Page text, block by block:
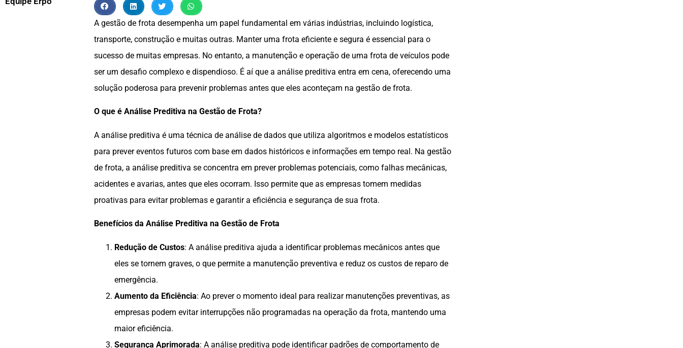
A gestão de frota desempenha um papel fundamental em várias indústrias, incluindo logística,
transporte, construção e muitas outras. Manter uma frota eficiente e segura é essencial para o
sucesso de muitas empresas. No entanto, a manutenção e operação de uma frota de veículos pode
ser um desafio complexo e dispendioso. É aí que a análise preditiva entra em cena, oferecendo uma
solução poderosa para prevenir problemas antes que eles aconteçam na gestão de frota.
O que é Análise Preditiva na Gestão de Frota?
A análise preditiva é uma técnica de análise de dados que utiliza algoritmos e modelos estatísticos
para prever eventos futuros com base em dados históricos e informações em tempo real. Na gestão
de frota, a análise preditiva se concentra em prever problemas potenciais, como falhas mecânicas,
acidentes e avarias, antes que eles ocorram. Isso permite que as empresas tomem medidas
proativas para evitar problemas e garantir a eficiência e segurança de sua frota.
Benefícios da Análise Preditiva na Gestão de Frota
Redução de Custos: A análise preditiva ajuda a identificar problemas mecânicos antes que
eles se tornem graves, o que permite a manutenção preventiva e reduz os custos de reparo de
emergência.
Aumento da Eficiência: Ao prever o momento ideal para realizar manutenções preventivas, as
empresas podem evitar interrupções não programadas na operação da frota, mantendo uma
maior eficiência.
Segurança Aprimorada: A análise preditiva pode identificar padrões de comportamento de